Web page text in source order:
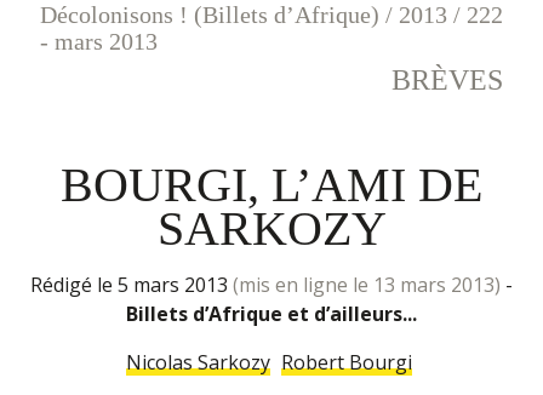
Décolonisons ! (Billets d’Afrique) / 2013 / 222
- mars 2013
BRÈVES
BOURGI, L’AMI DE
SARKOZY
rédigé le 5 mars 2013 (mis en ligne le 13 mars 2013) -
Billets d’Afrique et d’ailleurs...
Nicolas Sarkozy Robert Bourgi